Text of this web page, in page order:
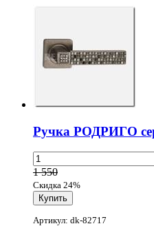
Ручка РОДРИГО
1 550
Скидка 24%
Артикул: dk-82717